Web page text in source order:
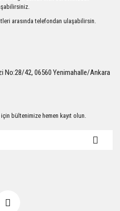
bulunuyor.
pahalı.
Gönder
arasında telefondan ulaşabilirsin.
No:28/42, 06560 Yenimahalle/Ankara
bültenimize hemen kayıt olun.